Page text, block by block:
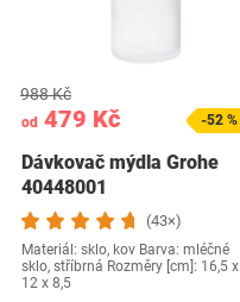
od 479 Kč
988 Kč
-52 %
Dávkovač mýdla Grohe
40448001
(43×)
Materiál: sklo, kov Barva: mléčné
sklo, stříbrná Rozměry [cm]: 16,5 x
12 x 8,5